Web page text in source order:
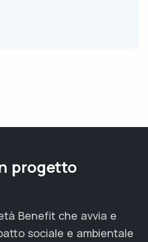
progetto
Benefit che avvia e
sociale e ambientale